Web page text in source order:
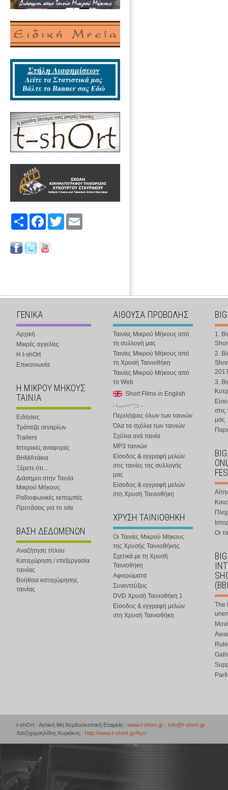
Share FacebookTwitter
ΓΕΝΙΚΑ
Αρχική
Μικρές αγγελίες
Η t-shOrt
Επικοινωνία
Η ΜΙΚΡΟΥ ΜΗΚΟΥΣ
ΤΑΙΝΙΑ
Ειδήσεις
Τράπεζα σεναρίων
Trailers
Ιστορικές αναφορές
ΒΗΜΑτάκια
Ξέρετε ότι...
Διάσημοι στην Ταινία
Μικρού Μήκους
Ραδιοφωνικές εκπομπές
Προτάσεις για το site
ΒΑΣΗ ΔΕΔΟΜΕΝΩΝ
Αναζήτηση τίτλου
Καταχώρηση / επεξεργασία
ταινίας
Βοήθεια καταχώρησης
ταινίας
ΑΙΘΟΥΣΑ ΠΡΟΒΟΛΗΣ
Ταινίες Μικρού Μήκους από
τη συλλογή μας
Ταινίες Μικρού Μήκους από
τη Χρυσή Ταινιοθήκη
Ταινίες Μικρού Μήκους από
το Web
Short Films in English
Περιλήψεις όλων των ταινιών
Όλα τα σχόλια των ταινιών
Σχόλια ανά ταινία
MP3 ταινιών
Είσοδος & εγγραφή μελών
στις ταινίες της συλλογής
μας
Είσοδος & εγγραφή μελών
στη Χρυσή Ταινιοθήκη
ΧΡΥΣΗ ΤΑΙΝΙΟΘΗΚΗ
Οι Ταινίες Μικρού Μήκους
της Χρυσής Ταινιοθήκης
Σχετικά με τη Χρυσή
Ταινιοθήκη
Αφιερώματα
Συνεντεύξεις
DVD Χρυσή Ταινιοθήκη 1
Είσοδος & εγγραφή μελών
στη Χρυσή Ταινιοθήκη
1.
2.
3.
στις
μας
Οι
The
t-shOrt : Αστική Μη Κερδοσκοπική Εταιρεία : www.t-short.gr : info@t-short.gr
Χατζημιχαηλίδης Κυριάκος : http://www.t-short.gr/Kyr/